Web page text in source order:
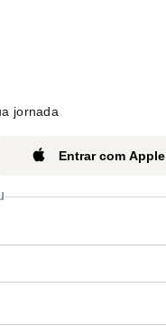
jornada
Entrar com Apple